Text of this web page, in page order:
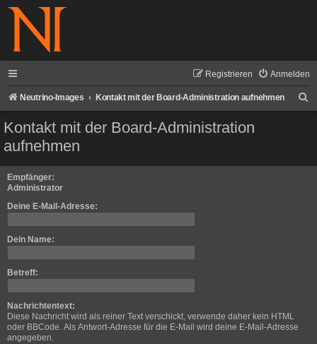
Anmelden
Registrieren
Neutrino-Images Kontakt mit der Board-Administration aufnehmen
Kontakt mit der Board-Administration
aufnehmen
Empfänger:
Administrator
Deine E-Mail-Adresse:
Dein Name:
Betreff:
Nachrichtentext:
Diese Nachricht wird als reiner Text verschickt, verwende daher kein HTML
oder BBCode. Als Antwort-Adresse für die E-Mail wird deine E-Mail-Adresse
angegeben.